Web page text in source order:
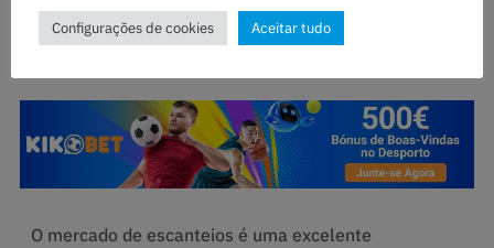
Índice
O mercado de escanteios é uma excelente
Configurações de cookies Aceitar tudo